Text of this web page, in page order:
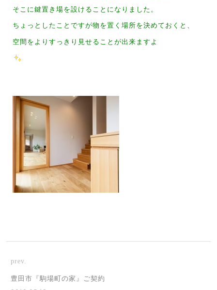
そこに鍵置き場を設けることになりました。
ちょっとしたことですが物を置く場所を決めておくと、
空間をよりすっきり見せることが出来ますよ
prev.
豊田市『駒場町の家』ご契約